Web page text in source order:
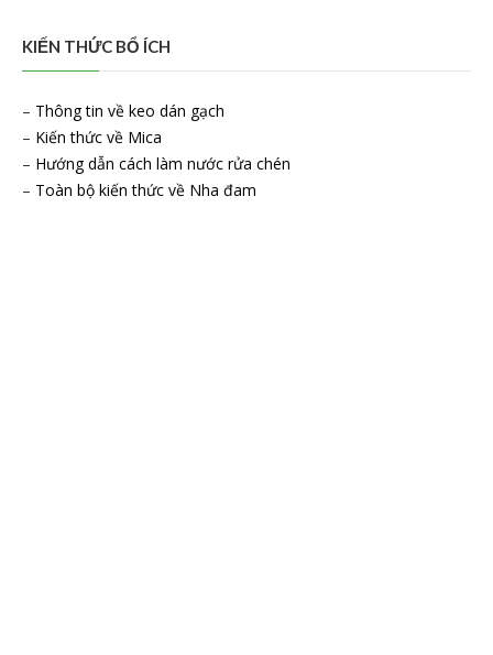
KIẾN THỨC BỔ ÍCH
– Thông tin về keo dán gạch
– Kiến thức về Mica
– Hướng dẫn cách làm nước rửa chén
– Toàn bộ kiến thức về Nha đam